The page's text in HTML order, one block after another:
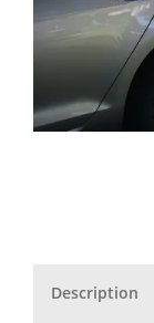
Description